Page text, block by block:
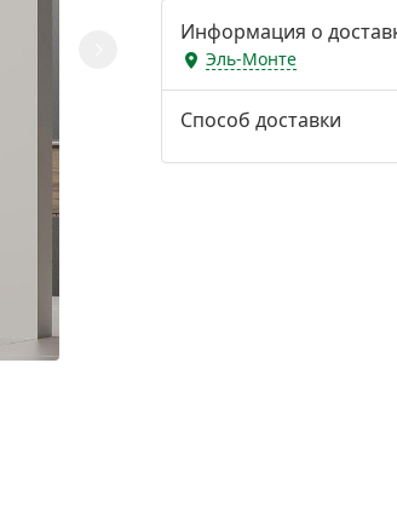
Информация о
Эль-Монте
Способ доставки